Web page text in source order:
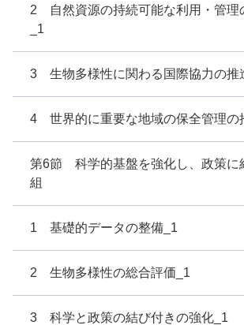
2 自然資源の持続可能な利用・管理
_1
3 生物多様性に関わる国際協力の推
4 世界的に重要な地域の保全管理の
第6節 科学的基盤を強化し、政策に
組
1 基礎的データの整備_1
2 生物多様性の総合評価_1
3 科学と政策の結び付きの強化_1